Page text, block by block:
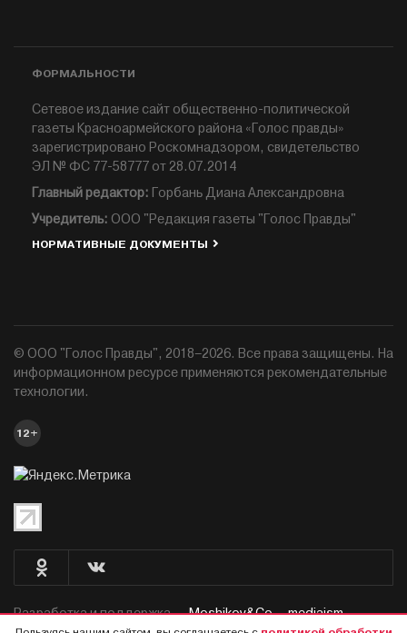
ФОРМАЛЬНОСТИ
Сетевое издание сайт общественно-политической
газеты Красноармейского района «Голос правды»
зарегистрировано Роскомнадзором, свидетельство
ЭЛ № ФС 77-58777 от 28.07.2014
Главный редактор: Горбань Диана Александровна
Учредитель: ООО "Редакция газеты "Голос Правды"
НОРМАТИВНЫЕ ДОКУМЕНТЫ
© ООО "Голос Правды", 2018–2026. Все права защищены. На
информационном ресурсе применяются рекомендательные
технологии.
12+
Разработка и поддержка —Moshikov&Co. - mediaism.